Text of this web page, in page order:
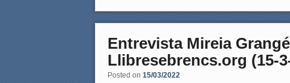
Entrevista Mireia
Llibresebrencs.org (15-
Posted on 15/03/2022